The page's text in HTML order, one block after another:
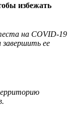
избежать
на COVID-19
завершить ее